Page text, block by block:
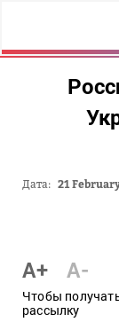
Дата: 21
A+ A-
Чтобы
рассылку